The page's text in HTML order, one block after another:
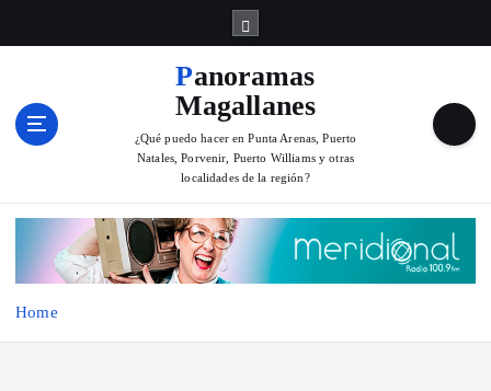
Panoramas
Magallanes
¿Qué puedo hacer en Punta Arenas, Puerto
Natales, Porvenir, Puerto Williams y otras
localidades de la región?
Home